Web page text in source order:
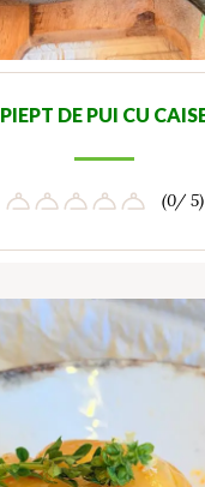
PIEPT DE PUI CU
(0/ 5)